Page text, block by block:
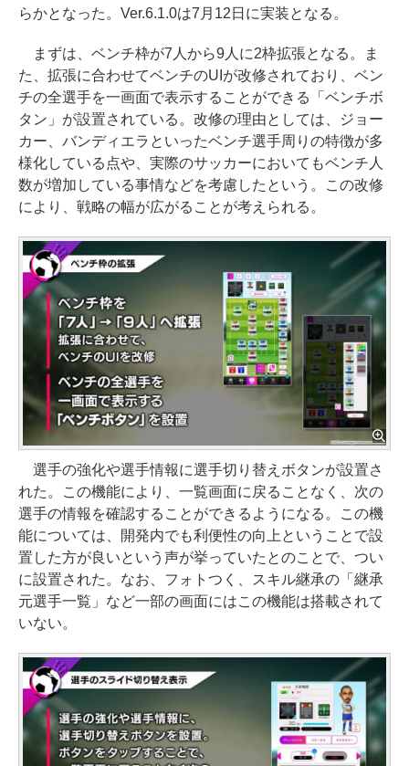
らかとなった。Ver.6.1.0は7月12日に実装となる。
まずは、ベンチ枠が7人から9人に2枠拡張となる。ま
た、拡張に合わせてベンチのUIが改修されており、ベン
チの全選手を一画面で表示することができる「ベンチボ
タン」が設置されている。改修の理由としては、ジョー
カー、バンディエラといったベンチ選手周りの特徴が多
様化している点や、実際のサッカーにおいてもベンチ人
数が増加している事情などを考慮したという。この改修
により、戦略の幅が広がることが考えられる。
選手の強化や選手情報に選手切り替えボタンが設置さ
れた。この機能により、一覧画面に戻ることなく、次の
選手の情報を確認することができるようになる。この機
能については、開発内でも利便性の向上ということで設
置した方が良いという声が挙っていたとのことで、つい
に設置された。なお、フォトつく、スキル継承の「継承
元選手一覧」など一部の画面にはこの機能は搭載されて
いない。